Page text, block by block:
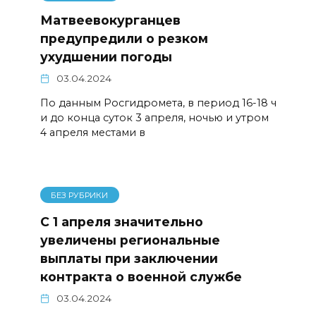
Матвеевокурганцев
предупредили о резком
ухудшении погоды
03.04.2024
По данным Росгидромета, в период 16-18 ч
и до конца суток 3 апреля, ночью и утром
4 апреля местами в
БЕЗ РУБРИКИ
С 1 апреля значительно
увеличены региональные
выплаты при заключении
контракта о военной службе
03.04.2024